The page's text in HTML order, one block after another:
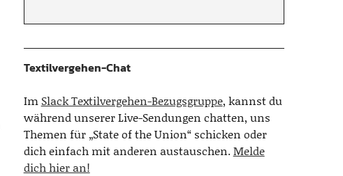
Textilvergehen-Chat
Im Slack Textilvergehen-Bezugsgruppe, kannst du
während unserer Live-Sendungen chatten, uns
Themen für „State of the Union“ schicken oder
dich einfach mit anderen austauschen.Melde
dich hier an!